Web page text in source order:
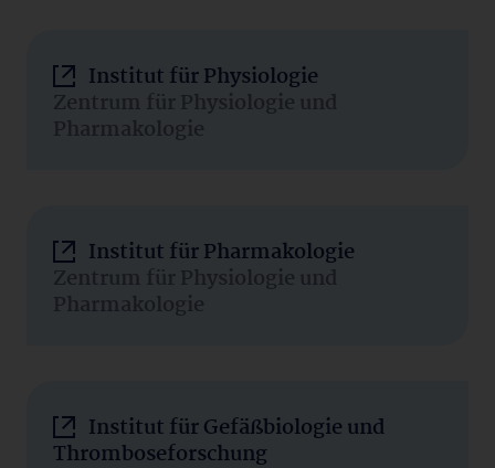
Institut für Physiologie
Zentrum für Physiologie und
Pharmakologie
Institut für Pharmakologie
Zentrum für Physiologie und
Pharmakologie
Institut für Gefäßbiologie und
Thromboseforschung